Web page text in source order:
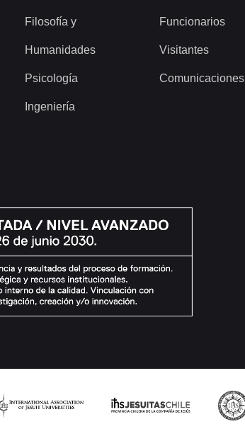
Filosofía y
Humanidades
Psicología
Ingeniería
Funcionarios
Visitantes
Comunicaciones